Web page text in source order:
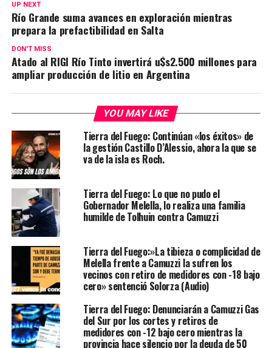
UP NEXT
Río Grande suma avances en exploración mientras
prepara la prefactibilidad en Salta
DON'T MISS
Atado al RIGI Río Tinto invertirá u$s2.500 millones para
ampliar producción de litio en Argentina
YOU MAY LIKE
Tierra del Fuego: Continúan «los éxitos» de
la gestión Castillo D’Alessio, ahora la que se
va de la isla es Roch.
Tierra del Fuego: Lo que no pudo el
Gobernador Melella, lo realiza una familia
humilde de Tolhuin contra Camuzzi
Tierra del Fuego:»La tibieza o complicidad de
Melella frente a Camuzzi la sufren los
vecinos con retiro de medidores con -18 bajo
cero» sentenció Solorza (Audio)
Tierra del Fuego: Denunciarán a Camuzzi Gas
del Sur por los cortes y retiros de
medidores con -12 bajo cero mientras la
provincia hace silencio por la deuda de 50